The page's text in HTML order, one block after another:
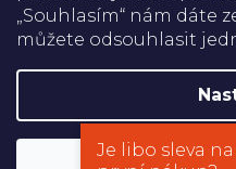
„Souhlasím“ nám dáte
můžete odsouhlasit
Platba
Copyright 2026
Je libo sleva na